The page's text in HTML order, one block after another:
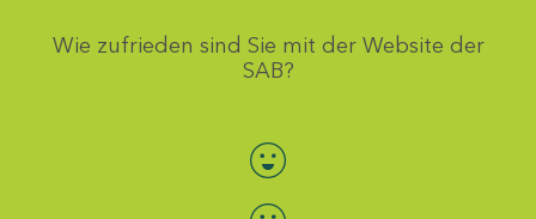
Wie zufrieden sind Sie mit der Website der
SAB?
Bewertung auswählen